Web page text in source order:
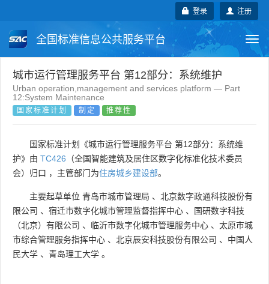
注册
登录
全国标准信息公共服务平台
国家标准 行业标准 地方标准
团体标准
城市运行管理服务平台 第12部分：系统维护
Urban operation,management and services platform — Part
12:System Maintenance
国家标准计划 制定 推荐性
国家标准计划《城市运行管理服务平台 第12部分：系统维
护》由 TC426 （全国智能建筑及居住区数字化标准化技术委员
会）归口 ，主管部门为住房城乡建设部。
主要起草单位 青岛市城市管理局 、 北京数字政通科技股份有
限公司 、 宿迁市数字化城市管理监督指挥中心 、
国研数字科技
（北京）有限公司 、 临沂市数字化城市管理服务中心 、 太原市城
市综合管理服务指挥中心 、 北京辰安科技股份有限公司 、 中国人
民大学 、 青岛理工大学 。